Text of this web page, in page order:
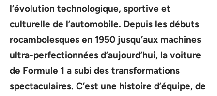
l’évolution technologique, sportive et
culturelle de l’automobile. Depuis les débuts
rocambolesques en 1950 jusqu’aux machines
ultra-perfectionnées d’aujourd’hui, la voiture
de Formule 1 a subi des transformations
spectaculaires. C’est une histoire d’équipe, de